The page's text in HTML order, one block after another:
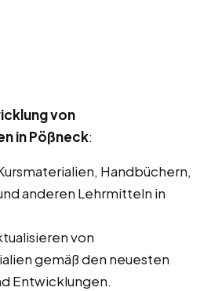
von
in Pößneck:
Handbüchern,
anderen Lehrmitteln in
von
gemäß den neuesten
Entwicklungen.